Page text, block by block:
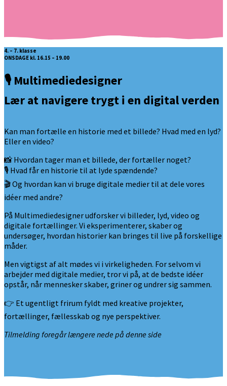
4. – 7. klasse
ONSDAGE kl. 16.15 – 19.00
🎙️ Multimediedesigner
Lær at navigere trygt i en digital verden
Kan man fortælle en historie med et billede? Hvad med en lyd?
Eller en video?
📸 Hvordan tager man et billede, der fortæller noget?
🎙️ Hvad får en historie til at lyde spændende?
🎬 Og hvordan kan vi bruge digitale medier til at dele vores
idéer med andre?
På Multimediedesigner udforsker vi billeder, lyd, video og
digitale fortællinger. Vi eksperimenterer, skaber og
undersøger, hvordan historier kan bringes til live på forskellige
måder.
Men vigtigst af alt mødes vi i virkeligheden. For selvom vi
arbejder med digitale medier, tror vi på, at de bedste idéer
opstår, når mennesker skaber, griner og undrer sig sammen.
👉 Et ugentligt frirum fyldt med kreative projekter,
fortællinger, fællesskab og nye perspektiver.
Tilmelding foregår længere nede på denne side